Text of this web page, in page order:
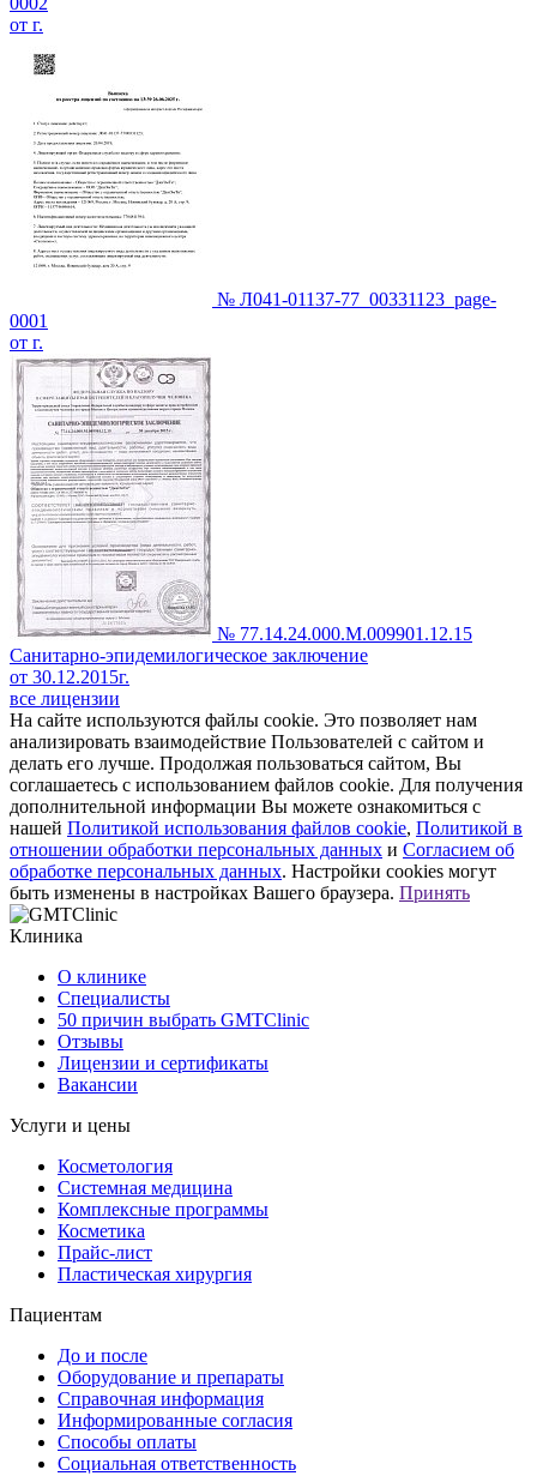
от г.
№ Л041-01137-77_00331123_page-
0001
от г.
№ 77.14.24.000.М.009901.12.15
Санитарно-эпидемилогическое заключение
от 30.12.2015г.
все лицензии
На сайте используются файлы cookie. Это позволяет нам
анализировать взаимодействие Пользователей с сайтом и
делать его лучше. Продолжая пользоваться сайтом, Вы
соглашаетесь с использованием файлов cookie. Для получения
дополнительной информации Вы можете ознакомиться с
нашей Политикой использования файлов cookie, Политикой в
отношении обработки персональных данных и Согласием об
обработке персональных данных. Настройки cookies могут
быть изменены в настройках Вашего браузера. Принять
Клиника
О клинике
Специалисты
50 причин выбрать GMTClinic
Отзывы
Лицензии и сертификаты
Вакансии
Услуги и цены
Косметология
Системная медицина
Комплексные программы
Косметика
Прайс-лист
Пластическая хирургия
Пациентам
До и после
Оборудование и препараты
Справочная информация
Информированные согласия
Способы оплаты
Социальная ответственность